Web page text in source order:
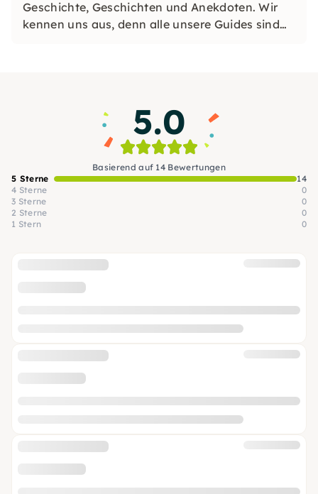
Geschichte, Geschichten und Anekdoten. Wir
kennen uns aus, denn alle unsere Guides sind
5.0
Basierend auf 14 Bewertungen
5 Sterne
14
4 Sterne
0
3 Sterne
0
2 Sterne
0
1 Stern
0